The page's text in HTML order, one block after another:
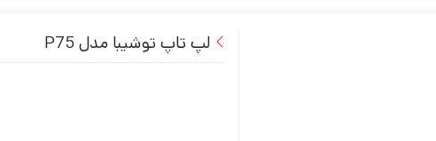
لپ تاپ توشیبا مدل P75